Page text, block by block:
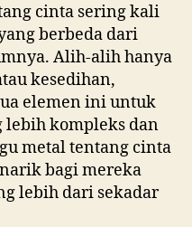
cinta sering kali
berbeda dari
Alih-alih hanya
kesedihan,
elemen ini untuk
lebih kompleks dan
metal tentang cinta
bagi mereka
lebih dari sekadar